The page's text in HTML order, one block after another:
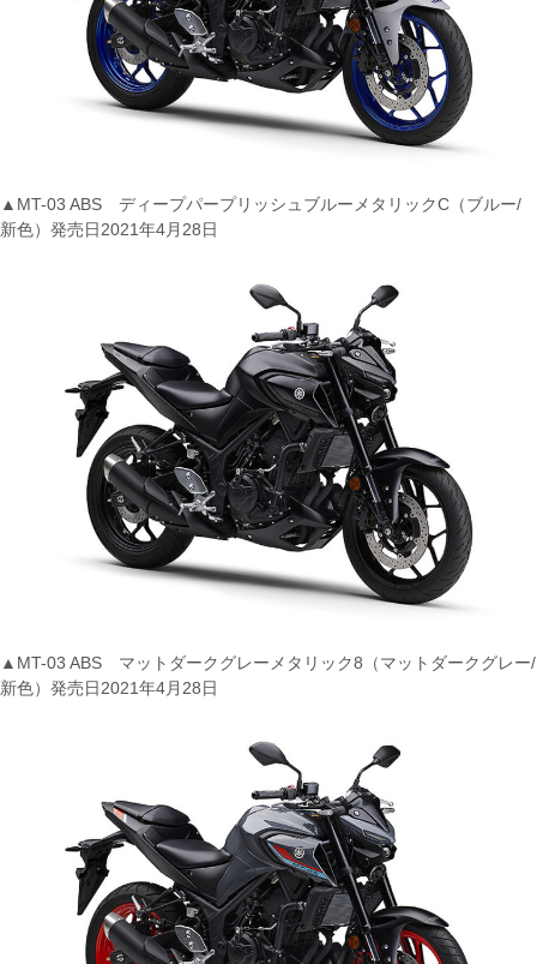
▲MT-03 ABS ディープパープリッシュブルーメタリックC（ブルー/
新色）発売日2021年4月28日
▲MT-03 ABS マットダークグレーメタリック8（マットダークグレー/
新色）発売日2021年4月28日